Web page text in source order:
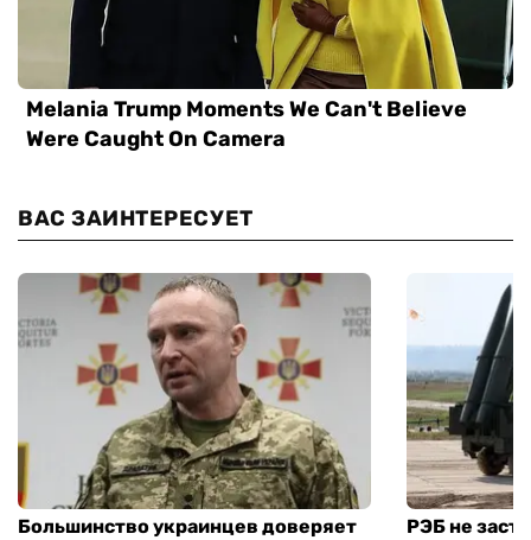
ВАС ЗАИНТЕРЕСУЕТ
Большинство украинцев доверяет
РЭБ не